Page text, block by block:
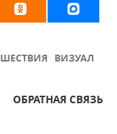
ВИЗУАЛ
ОБРАТНАЯ СВЯЗЬ